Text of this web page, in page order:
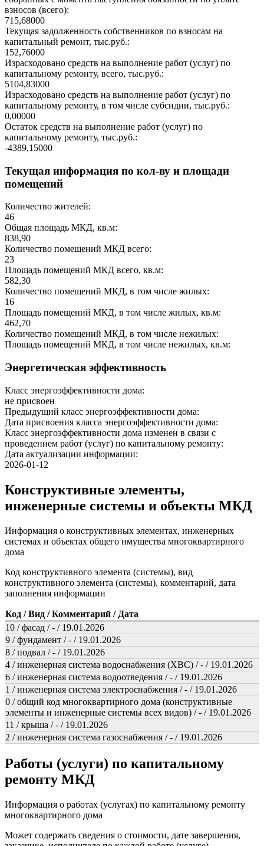
взносов (всего):
715,68000
Текущая задолженность собственников по взносам на
капитальный ремонт, тыс.руб.:
152,76000
Израсходовано средств на выполнение работ (услуг) по
капитальному ремонту, всего, тыс.руб.:
5104,83000
Израсходовано средств на выполнение работ (услуг) по
капитальному ремонту, в том числе субсидии, тыс.руб.:
0,00000
Остаток средств на выполнение работ (услуг) по
капитальному ремонту, тыс.руб.:
-4389,15000
Текущая информация по кол-ву и площади
помещений
Количество жителей:
46
Общая площадь МКД, кв.м:
838,90
Количество помещений МКД всего:
23
Площадь помещений МКД всего, кв.м:
582,30
Количество помещений МКД, в том числе жилых:
16
Площадь помещений МКД, в том числе жилых, кв.м:
462,70
Количество помещений МКД, в том числе нежилых:
Площадь помещений МКД, в том числе нежилых, кв.м:
Энергетическая эффективность
Класс энергоэффективности дома:
не присвоен
Предыдущий класс энергоэффективности дома:
Дата присвоения класса энергоэффективности дома:
Класс энергоэффективности дома изменен в связи с
проведением работ (услуг) по капитальному ремонту:
Дата актуализации информации:
2026-01-12
Конструктивные элементы,
инженерные системы и объекты МКД
Информация о конструктивных элементах, инженерных
системах и объектах общего имущества многоквартирного
дома
Код конструктивного элемента (системы), вид
конструктивного элемента (системы), комментарий, дата
заполнения информации
Код / Вид / Комментарий / Дата
10 / фасад / - / 19.01.2026
9 / фундамент / - / 19.01.2026
8 / подвал / - / 19.01.2026
4 / инженерная система водоснабжения (ХВС) / - / 19.01.2026
6 / инженерная система водоотведения / - / 19.01.2026
1 / инженерная система электроснабжения / - / 19.01.2026
0 / общий код многоквартирного дома (конструктивные
элементы и инженерные системы всех видов) / - / 19.01.2026
11 / крыша / - / 19.01.2026
2 / инженерная система газоснабжения / - / 19.01.2026
Работы (услуги) по капитальному
ремонту МКД
Информация о работах (услугах) по капитальному ремонту
многоквартирного дома
Может содержать сведения о стоимости, дате завершения,